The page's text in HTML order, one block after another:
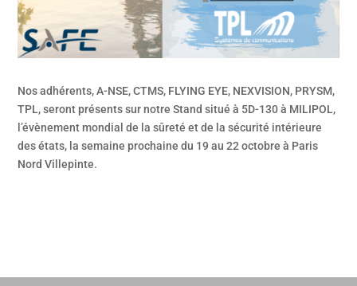
Nos adhérents, A-NSE, CTMS, FLYING EYE, NEXVISION, PRYSM,
TPL, seront présents sur notre Stand situé à 5D-130 à MILIPOL,
l’évènement mondial de la sûreté et de la sécurité intérieure
des états, la semaine prochaine du 19 au 22 octobre à Paris
Nord Villepinte.